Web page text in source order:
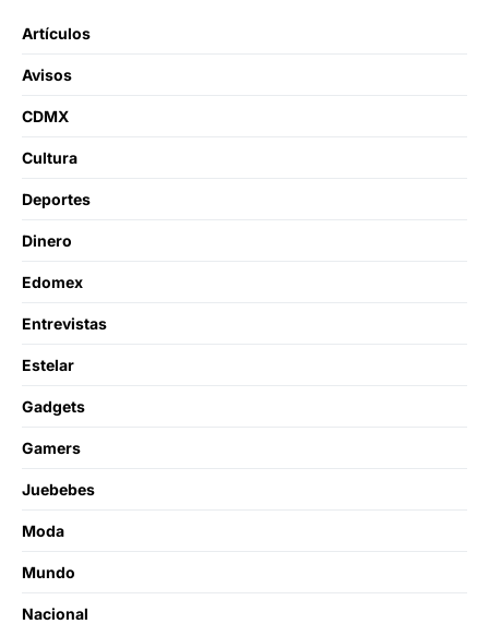
Artículos
Avisos
CDMX
Cultura
Deportes
Dinero
Edomex
Entrevistas
Estelar
Gadgets
Gamers
Juebebes
Moda
Mundo
Nacional